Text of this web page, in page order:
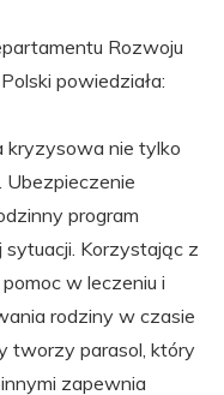
Rozwoju
powiedziała:
kryzysowa nie tylko
Ubezpieczenie
program
Korzystając z
w leczeniu i
rodziny w czasie
tworzy parasol, który
zapewnia